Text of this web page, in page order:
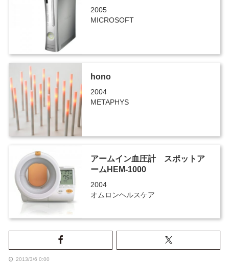
2005
MICROSOFT
hono
2004
METAPHYS
アームイン血圧計 スポットア
ームHEM-1000
2004
オムロンヘルスケア
2013/3/6 0:00